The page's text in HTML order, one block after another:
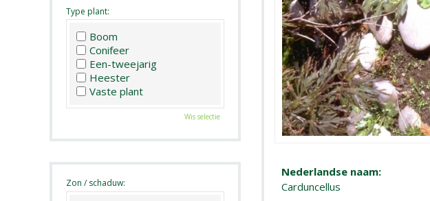
Nederlandse naam:
Carduncellus
Type plant:
Boom
Conifeer
Een-tweejarig
Heester
Vaste plant
Wis selectie
Zon / schaduw: